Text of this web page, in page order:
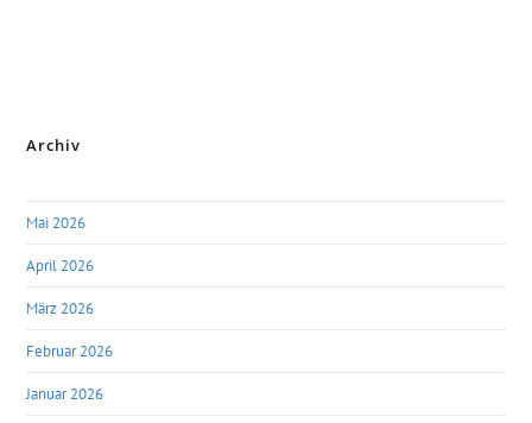
Archiv
Mai 2026
April 2026
März 2026
Februar 2026
Januar 2026